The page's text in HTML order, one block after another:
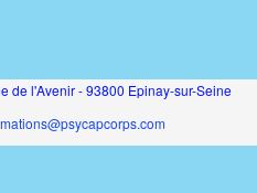
de l'Avenir - 93800 Epinay-sur-Seine